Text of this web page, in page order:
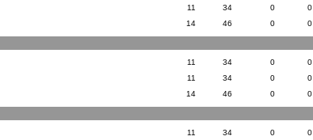
11 34 0 0
14 46 0 0
11 34 0 0
11 34 0 0
14 46 0 0
11 34 0 0